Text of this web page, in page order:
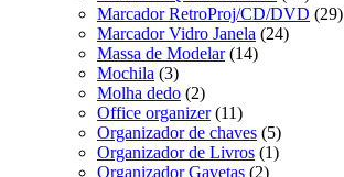
Marcador RetroProj/CD/DVD (29)
Marcador Vidro Janela (24)
Massa de Modelar (14)
Mochila (3)
Molha dedo (2)
Office organizer (11)
Organizador de chaves (5)
Organizador de Livros (1)
Organizador Gavetas (2)